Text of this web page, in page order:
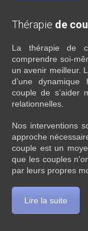
Thérapie de
La thérapie de
comprendre soi-
un avenir meilleur.
d’une
couple de s’aider
relationnelles.
Nos interventions
approche
couple est un
que les couples
par leurs propres
Lire la suite